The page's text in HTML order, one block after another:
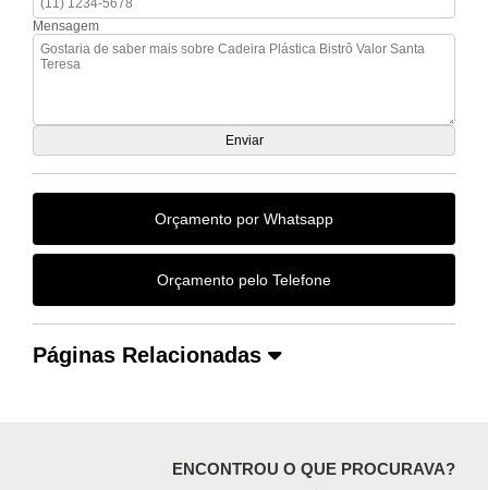
Mensagem
Orçamento por Whatsapp
Orçamento pelo Telefone
Páginas Relacionadas
ENCONTROU O QUE PROCURAVA?